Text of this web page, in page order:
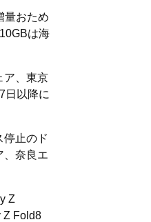
量おため
は海
ア、東京
日以降に
停止のド
、奈良エ
Z
Z Fold8